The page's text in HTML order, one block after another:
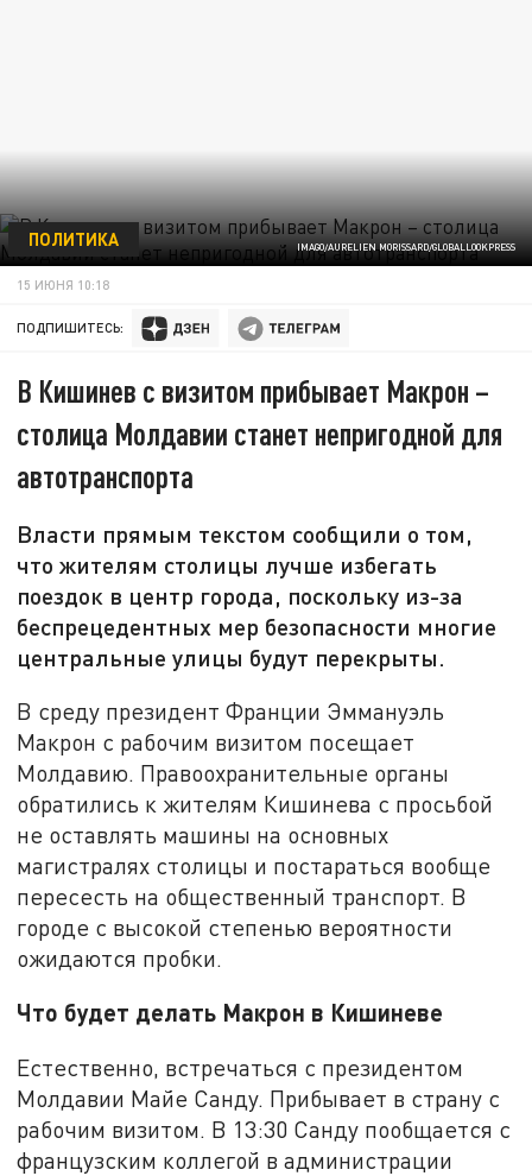
IMAGO/AURELIEN MORISSARD/GLOBALLOOKPRESS
ПОЛИТИКА
15 ИЮНЯ 10:18
ПОДПИШИТЕСЬ:
В Кишинев с визитом прибывает Макрон –
столица Молдавии станет непригодной для
автотранспорта
Власти прямым текстом сообщили о том,
что жителям столицы лучше избегать
поездок в центр города, поскольку из-за
беспрецедентных мер безопасности многие
центральные улицы будут перекрыты.
В среду президент Франции Эммануэль
Макрон с рабочим визитом посещает
Молдавию. Правоохранительные органы
обратились к жителям Кишинева с просьбой
не оставлять машины на основных
магистралях столицы и постараться вообще
пересесть на общественный транспорт. В
городе с высокой степенью вероятности
ожидаются пробки.
Что будет делать Макрон в Кишиневе
Естественно, встречаться с президентом
Молдавии Майе Санду. Прибывает в страну с
рабочим визитом. В 13:30 Санду пообщается с
французским коллегой в администрации